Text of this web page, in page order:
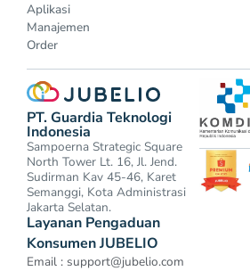
Aplikasi
Manajemen
Order
PT. Guardia Teknologi
Indonesia
Sampoerna Strategic Square
North Tower Lt. 16, Jl. Jend.
Sudirman Kav 45-46, Karet
Semanggi, Kota Administrasi
Jakarta Selatan.
Layanan Pengaduan
Konsumen JUBELIO
Email : support@jubelio.com